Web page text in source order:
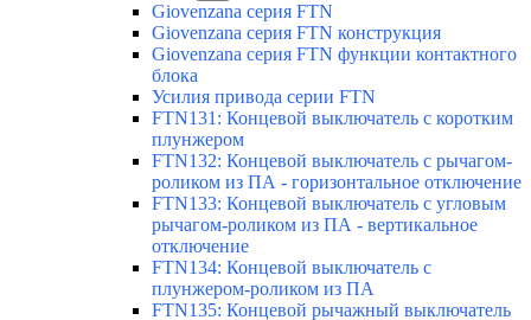
Giovenzana серия FTN
Giovenzana серия FTN конструкция
Giovenzana серия FTN функции контактного
блока
Усилия привода серии FTN
FTN131: Концевой выключатель с коротким
плунжером
FTN132: Концевой выключатель с рычагом-
роликом из ПА - горизонтальное отключение
FTN133: Концевой выключатель с угловым
рычагом-роликом из ПА - вертикальное
отключение
FTN134: Концевой выключатель с
плунжером-роликом из ПА
FTN135: Концевой рычажный выключатель